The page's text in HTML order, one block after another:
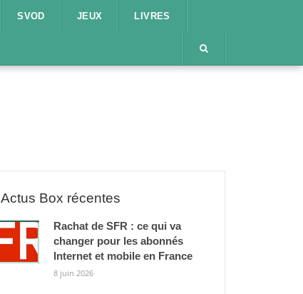
SVOD JEUX LIVRES
Box récentes
Rachat de SFR : ce qui va
changer pour les abonnés
Internet et mobile en France
8 juin 2026